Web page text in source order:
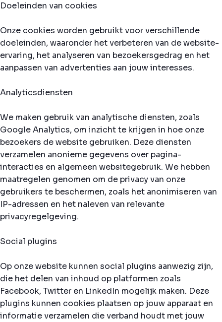
Doeleinden van cookies
Onze cookies worden gebruikt voor verschillende
doeleinden, waaronder het verbeteren van de website-
ervaring, het analyseren van bezoekersgedrag en het
aanpassen van advertenties aan jouw interesses.
Analyticsdiensten
We maken gebruik van analytische diensten, zoals
Google Analytics, om inzicht te krijgen in hoe onze
bezoekers de website gebruiken. Deze diensten
verzamelen anonieme gegevens over pagina-
interacties en algemeen websitegebruik. We hebben
maatregelen genomen om de privacy van onze
gebruikers te beschermen, zoals het anonimiseren van
IP-adressen en het naleven van relevante
privacyregelgeving.
Social plugins
Op onze website kunnen social plugins aanwezig zijn,
die het delen van inhoud op platformen zoals
Facebook, Twitter en LinkedIn mogelijk maken. Deze
plugins kunnen cookies plaatsen op jouw apparaat en
informatie verzamelen die verband houdt met jouw